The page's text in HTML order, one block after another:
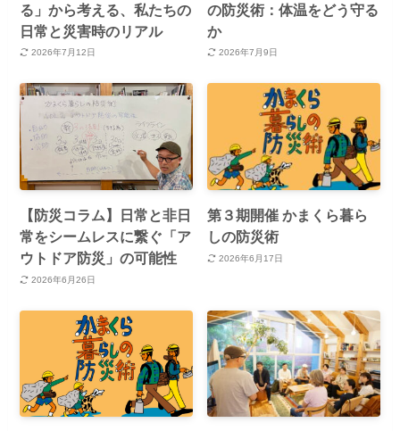
る」から考える、私たちの
日常と災害時のリアル
2026年7月12日
の防災術：体温をどう守る
か
2026年7月9日
【防災コラム】日常と非日
常をシームレスに繋ぐ「ア
ウトドア防災」の可能性
2026年6月26日
第３期開催 かまくら暮ら
しの防災術
2026年6月17日